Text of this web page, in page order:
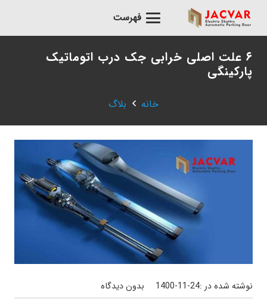
فهرست
۶ علت اصلی خرابی جک درب اتوماتیک
پارکینگی
خانه بلاگ
نوشته شده در :1400-11-24 بدون دیدگاه